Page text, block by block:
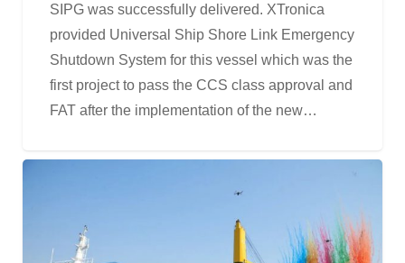
SIPG was successfully delivered. XTronica
provided Universal Ship Shore Link Emergency
Shutdown System for this vessel which was the
first project to pass the CCS class approval and
FAT after the implementation of the new…